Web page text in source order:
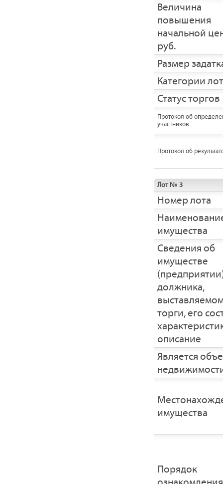
Величина
повышения
начальной
руб.
Размер
Категории
Статус торгов
Протокол об
участников
Протокол об
Лот № 3
Номер лота
имущества
Cведения об
имуществе
должника,
торги, его
описание
Является
имущества
Порядок